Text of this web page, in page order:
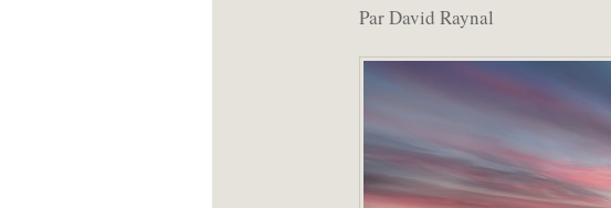
Par David Raynal